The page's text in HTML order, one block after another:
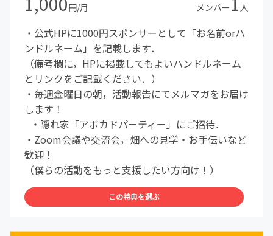
円/月 メンバー 人
・公式HPに1000円スポンサーとして「お名前orハ
ンドルネーム」を記載します．
（備考欄に，HPに掲載してもよいハンドルネーム
とリンクをご記載ください．）
・毎週金曜日の朝，活動報告にてメルマガをお届け
します！
・隠れ家「アボカドパーティー」にご招待．
・Zoom会議や交流会，畑への見学・お手伝いなど
歓迎！
（僕らの活動をもっと支援したい方向け！）
この特典を選ぶ